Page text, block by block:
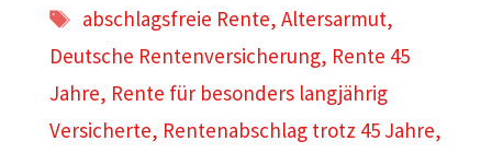
Schlagwörter
abschlagsfreie Rente,Altersarmut,
Deutsche Rentenversicherung, Rente 45
Jahre, Rente für besonders langjährig
Versicherte, Rentenabschlag trotz 45 Jahre,